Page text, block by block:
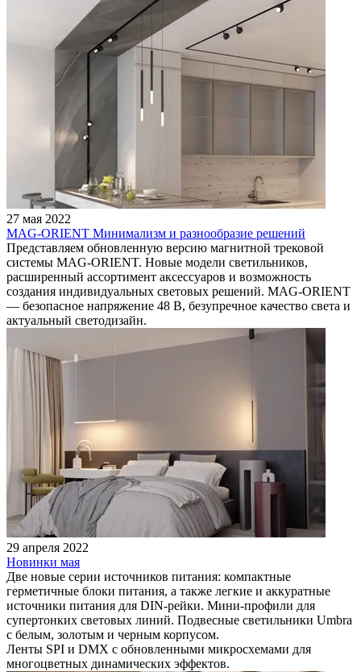
27 мая 2022
MAG-ORIENT Минимализм и разнообразие решений
Представляем обновленную версию магнитной трековой
системы MAG-ORIENT. Новые модели светильников,
расширенный ассортимент аксессуаров и возможность
создания индивидуальных световых решений. MAG-ORIENT
— безопасное напряжение 48 В, безупречное качество света и
актуальный светодизайн.
29 апреля 2022
Новинки мая
Две новые серии источников питания: компактные
герметичные блоки питания, а также легкие и аккуратные
источники питания для DIN-рейки. Мини-профили для
супертонких световых линий. Подвесные светильники Umbra
с белым, золотым и черным корпусом.
Ленты SPI и DMX с обновленными микросхемами для
многоцветных динамических эффектов.